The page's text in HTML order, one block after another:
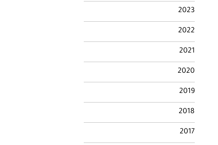
2023
2022
2021
2020
2019
2018
2017